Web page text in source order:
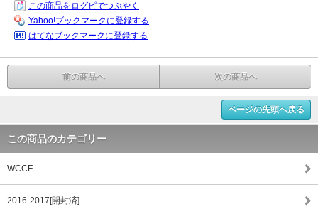
この商品をログピでつぶやく
Yahoo!ブックマークに登録する
はてなブックマークに登録する
前の商品へ 次の商品へ
ページの先頭へ戻る
この商品のカテゴリー
WCCF
2016-2017[開封済]